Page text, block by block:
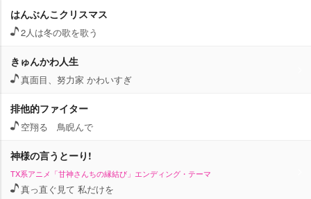
はんぶんこクリスマス
2人は冬の歌を歌う
きゅんかわ人生
真面目、努力家 かわいすぎ
排他的ファイター
空翔る 鳥睨んで
神様の言うとーり!
TX系アニメ「甘神さんちの縁結び」エンディング・テーマ
真っ直ぐ見て 私だけを